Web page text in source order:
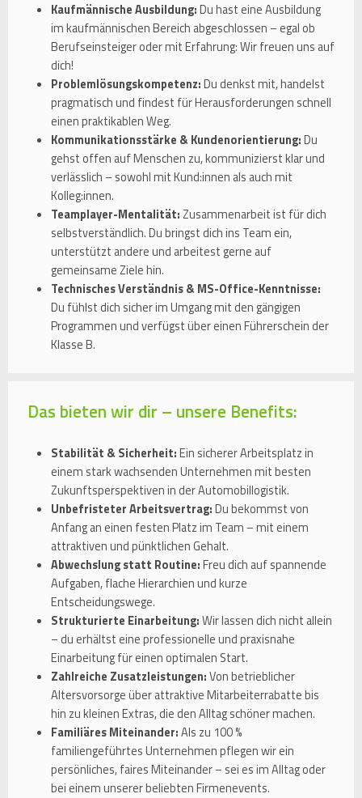
Kaufmännische Ausbildung:Du hast eine Ausbildung
im kaufmännischen Bereich abgeschlossen – egal ob
Berufseinsteiger oder mit Erfahrung: Wir freuen uns auf
dich!
Problemlösungskompetenz:Du denkst mit, handelst
pragmatisch und findest für Herausforderungen schnell
einen praktikablen Weg.
Kommunikationsstärke & Kundenorientierung:Du
gehst offen auf Menschen zu, kommunizierst klar und
verlässlich – sowohl mit Kund:innen als auch mit
Kolleg:innen.
Teamplayer-Mentalität:Zusammenarbeit ist für dich
selbstverständlich. Du bringst dich ins Team ein,
unterstützt andere und arbeitest gerne auf
gemeinsame Ziele hin.
Technisches Verständnis & MS-Office-Kenntnisse:
Du fühlst dich sicher im Umgang mit den gängigen
Programmen und verfügst über einen Führerschein der
Klasse B.
Das bieten wir dir – unsere Benefits:
Stabilität & Sicherheit:Ein sicherer Arbeitsplatz in
einem stark wachsenden Unternehmen mit besten
Zukunftsperspektiven in der Automobillogistik.
Unbefristeter Arbeitsvertrag:Du bekommst von
Anfang an einen festen Platz im Team – mit einem
attraktiven und pünktlichen Gehalt.
Abwechslung statt Routine:Freu dich auf spannende
Aufgaben, flache Hierarchien und kurze
Entscheidungswege.
Strukturierte Einarbeitung:Wir lassen dich nicht allein
– du erhältst eine professionelle und praxisnahe
Einarbeitung für einen optimalen Start.
Zahlreiche Zusatzleistungen:Von betrieblicher
Altersvorsorge über attraktive Mitarbeiterrabatte bis
hin zu kleinen Extras, die den Alltag schöner machen.
Familiäres Miteinander:Als zu 100 %
familiengeführtes Unternehmen pflegen wir ein
persönliches, faires Miteinander – sei es im Alltag oder
bei einem unserer beliebten Firmenevents.